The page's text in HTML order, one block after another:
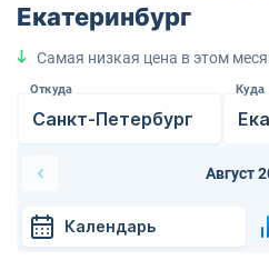
Екатеринбург
Самая низкая цена в этом
Откуда Куда
Август
Календарь